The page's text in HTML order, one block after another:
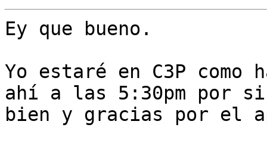
Ey que bueno.
Yo estaré en C3P
ahí a las 5:30pm por si
bien y gracias por el